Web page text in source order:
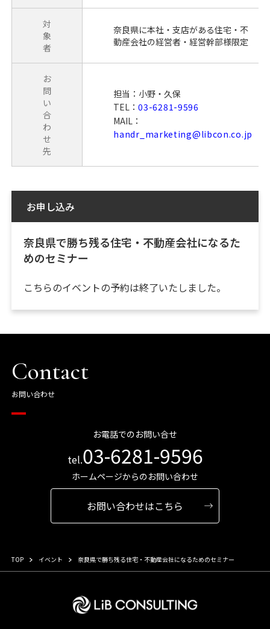
対
象
者
奈良県に本社・支店がある住宅・不
動産会社の経営者・経営幹部様限定
お
問
い
合
わ
せ
先
担当：小野・久保
TEL：03-6281-9596
MAIL：
handr_marketing@libcon.co.jp
お申し込み
奈良県で勝ち残る住宅・不動産会社になるた
めのセミナー
こちらのイベントの予約は終了いたしました。
Contact
お問い合わせ
お電話でのお問い合せ
tel.03-6281-9596
ホームページからのお問い合わせ
お問い合わせはこちら
TOP イベント 奈良県で勝ち残る住宅・不動産会社になるためのセミナー